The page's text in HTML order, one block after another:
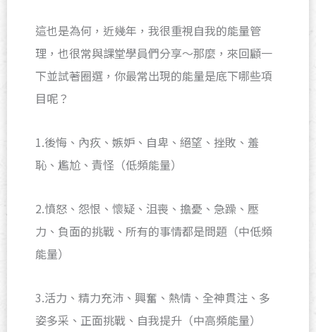
這也是為何，近幾年，我很重視自我的能量管
理，也很常與課堂學員們分享～那麼，來回顧一
下並試著圈選，你最常出現的能量是底下哪些項
目呢？
1.後悔、內疚、嫉妒、自卑、絕望、挫敗、羞
恥、尷尬、責怪（低頻能量）
2.憤怒、怨恨、懷疑、沮喪、擔憂、急躁、壓
力、負面的挑戰、所有的事情都是問題（中低頻
能量）
3.活力、精力充沛、興奮、熱情、全神貫注、多
姿多采、正面挑戰、自我提升（中高頻能量）